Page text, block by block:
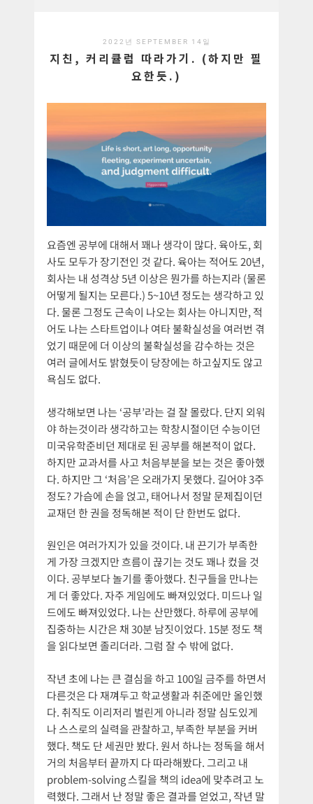
2022년 SEPTEMBER 14일
지친, 커리큘럼 따라가기. (하지만 필
요한듯.)
요즘엔 공부에 대해서 꽤나 생각이 많다. 육아도, 회
사도 모두가 장기전인 것 같다. 육아는 적어도 20년,
회사는 내 성격상 5년 이상은 뭔가를 하는지라 (물론
어떻게 될지는 모른다.) 5~10년 정도는 생각하고 있
다. 물론 그정도 근속이 나오는 회사는 아니지만, 적
어도 나는 스타트업이나 여타 불확실성을 여러번 겪
었기 때문에 더 이상의 불확실성을 감수하는 것은
여러 글에서도 밝혔듯이 당장에는 하고싶지도 않고
욕심도 없다.
생각해보면 나는 ‘공부’라는 걸 잘 몰랐다. 단지 외워
야 하는것이라 생각하고는 학창시절이던 수능이던
미국유학준비던 제대로 된 공부를 해본적이 없다.
하지만 교과서를 사고 처음부분을 보는 것은 좋아했
다. 하지만 그 ‘처음’은 오래가지 못했다. 길어야 3주
정도? 가슴에 손을 얹고, 태어나서 정말 문제집이던
교재던 한 권을 정독해본 적이 단 한번도 없다.
원인은 여러가지가 있을 것이다. 내 끈기가 부족한
게 가장 크겠지만 흐름이 끊기는 것도 꽤나 컸을 것
이다. 공부보다 놀기를 좋아했다. 친구들을 만나는
게 더 좋았다. 자주 게임에도 빠져있었다. 미드나 일
드에도 빠져있었다. 나는 산만했다. 하루에 공부에
집중하는 시간은 채 30분 남짓이었다. 15분 정도 책
을 읽다보면 졸리더라. 그럼 잘 수 밖에 없다.
작년 초에 나는 큰 결심을 하고 100일 금주를 하면서
다른것은 다 재껴두고 학교생활과 취준에만 올인했
다. 취직도 이리저리 벌린게 아니라 정말 심도있게
나 스스로의 실력을 관찰하고, 부족한 부분을 커버
했다. 책도 단 세권만 봤다. 원서 하나는 정독을 해서
거의 처음부터 끝까지 다 따라해봤다. 그리고 내
problem-solving 스킬을 책의 idea에 맞추려고 노
력했다. 그래서 난 정말 좋은 결과를 얻었고, 작년 말